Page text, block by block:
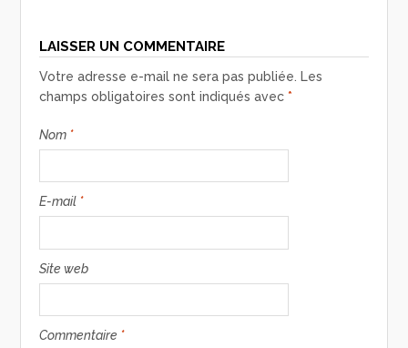
LAISSER UN COMMENTAIRE
Votre adresse e-mail ne sera pas publiée. Les
champs obligatoires sont indiqués avec*
Nom *
E-mail *
Site web
Commentaire *